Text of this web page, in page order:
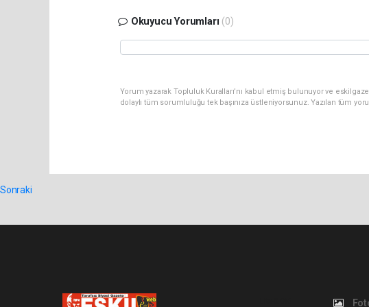
Okuyucu Yorumları (0)
Yorum yazarak Topluluk Kuralları’nı kabul etmiş bulunuyor ve
dolaylı tüm sorumluluğu tek başınıza üstleniyorsunuz. Yazılan tüm
Sonraki